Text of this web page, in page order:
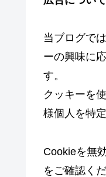
当ブログで
ーの興味に
す。
クッキーを
様個人を特
Cookieを無
をご確認くだ